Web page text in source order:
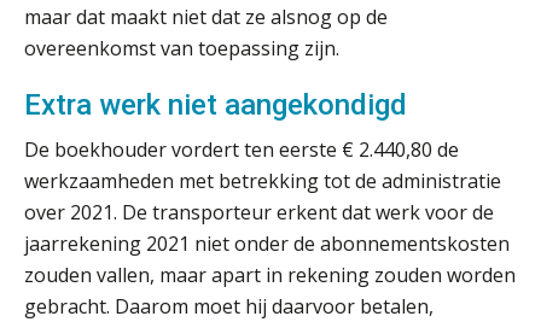
maar dat maakt niet dat ze alsnog op de
overeenkomst van toepassing zijn.
Extra werk niet aangekondigd
De boekhouder vordert ten eerste € 2.440,80 de
werkzaamheden met betrekking tot de administratie
over 2021. De transporteur erkent dat werk voor de
jaarrekening 2021 niet onder de abonnementskosten
zouden vallen, maar apart in rekening zouden worden
gebracht. Daarom moet hij daarvoor betalen,
Van losse vastlegging naar
aantoonbare grip op KYC en de Wwft
Woord & Daad: “Van wildgroei naar
een structuur die iedereen begrijpt”
Scan-en-herken haalt de druk niet van
je kwartaalafsluiting. Dit wel.
tuchtrechtspraak advocatuur is